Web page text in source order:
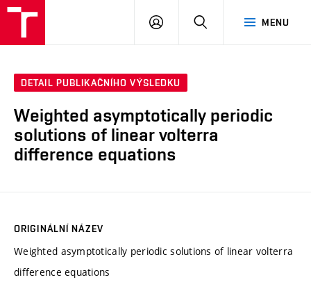
MENU
PŘIHLÁSIT
DETAIL PUBLIKAČNÍHO VÝSLEDKU
Weighted asymptotically periodic
solutions of linear volterra
difference equations
ORIGINÁLNÍ NÁZEV
Weighted asymptotically periodic solutions of linear volterra
difference equations